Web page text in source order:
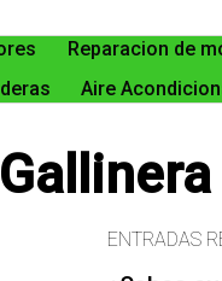
Reparacion de
Aire
ENTRADAS